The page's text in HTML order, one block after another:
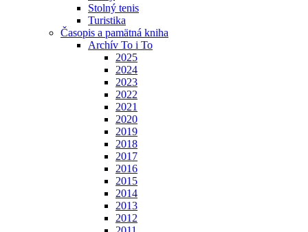
Stolný tenis
Turistika
Časopis a pamätná kniha
Archív To i To
2025
2024
2023
2022
2021
2020
2019
2018
2017
2016
2015
2014
2013
2012